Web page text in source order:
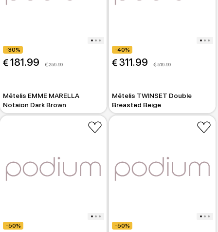
-30%
181.99 259.99
Mētelis EMME MARELLA
Notaion Dark Brown
-40%
311.99 519.99
Mētelis TWINSET Double
Breasted Beige
-50% -50%